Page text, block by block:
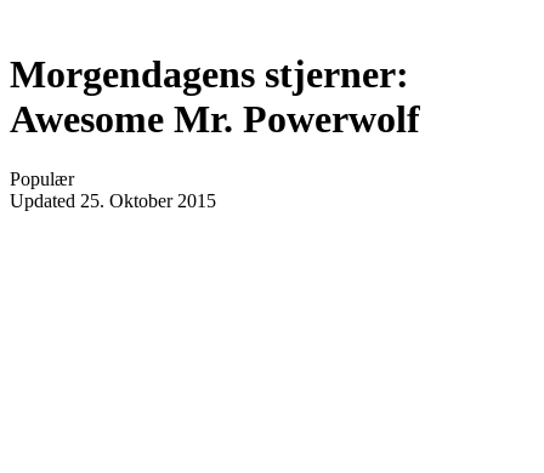
Morgendagens stjerner:
Awesome Mr. Powerwolf
Populær
Updated 25. Oktober 2015